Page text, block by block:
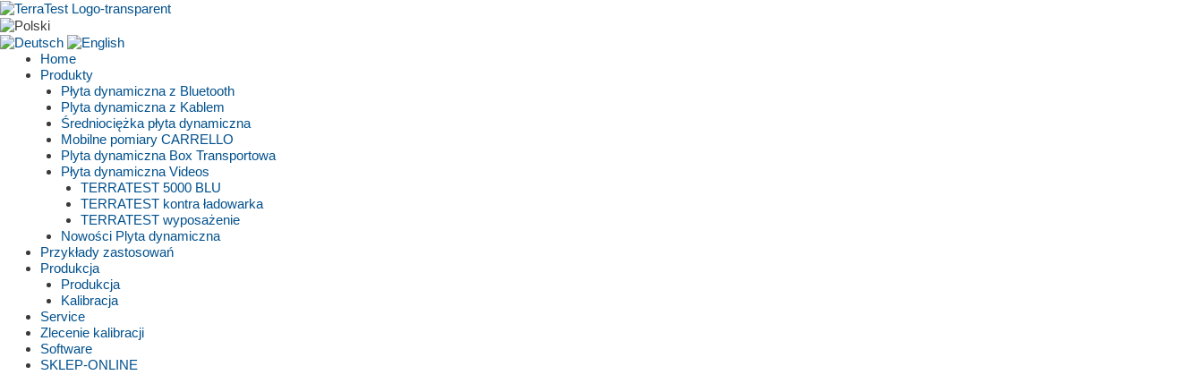
Skip
to
content
Home
Produkty
Płyta dynamiczna z Bluetooth
Plyta dynamiczna z Kablem
Średniociężka płyta dynamiczna
Mobilne pomiary CARRELLO
Plyta dynamiczna Box Transportowa
Płyta dynamiczna Videos
TERRATEST 5000 BLU
TERRATEST kontra ładowarka
TERRATEST wyposażenie
Nowości Plyta dynamiczna
Przykłady zastosowań
Produkcja
Produkcja
Kalibracja
Service
Zlecenie kalibracji
Software
SKLEP-ONLINE